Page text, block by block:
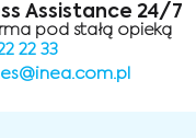
Assistance 24/7
pod stałą opieką
22 33